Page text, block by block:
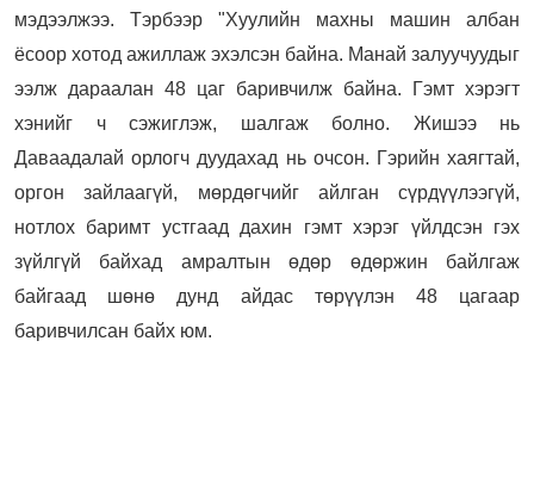
мэдээлжээ. Тэрбээр "Хуулийн махны машин албан
ёсоор хотод ажиллаж эхэлсэн байна. Манай залуучуудыг
ээлж дараалан 48 цаг баривчилж байна. Гэмт хэрэгт
хэнийг ч сэжиглэж, шалгаж болно. Жишээ нь
Даваадалай орлогч дуудахад нь очсон. Гэрийн хаягтай,
оргон зайлаагүй, мөрдөгчийг айлган сүрдүүлээгүй,
нотлох баримт устгаад дахин гэмт хэрэг үйлдсэн гэх
зүйлгүй байхад амралтын өдөр өдөржин байлгаж
байгаад шөнө дунд айдас төрүүлэн 48 цагаар
баривчилсан байх юм.